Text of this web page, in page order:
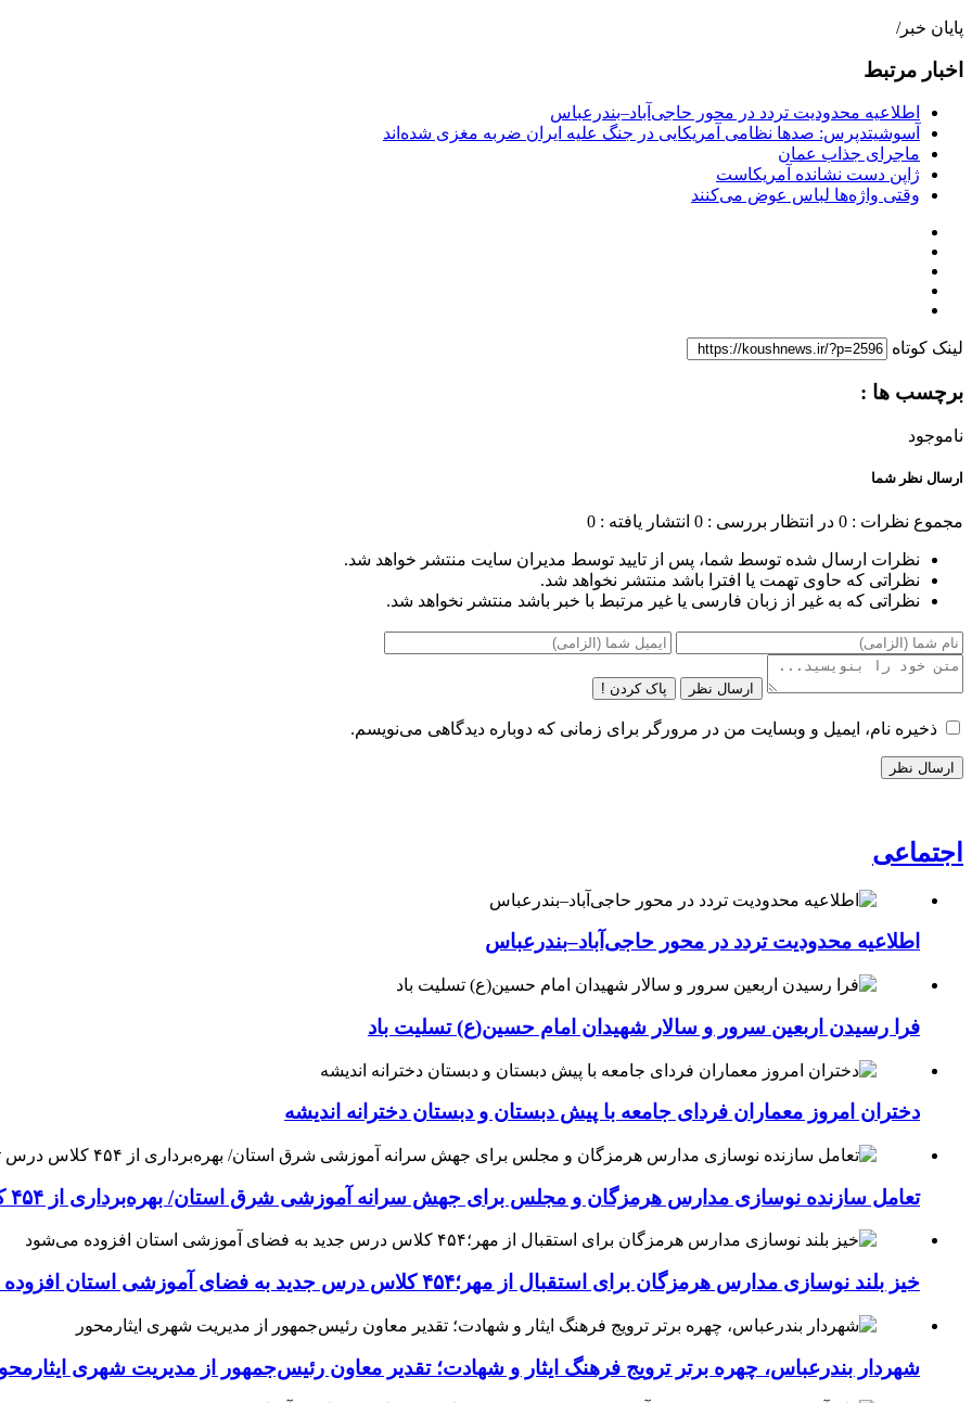
پایان خبر/
اخبار مرتبط
اطلاعیه محدودیت تردد در محور حاجی‌آباد–بندرعباس
آسوشیتدپرس: صدها نظامی آمریکایی در جنگ علیه ایران ضربه مغزی شده‌اند
ماجرای جذاب عمان
ژاپن دست نشانده آمریکاست
وقتی واژه‌ها لباس عوض می‌کنند
لینک کوتاه
برچسب ها :
ناموجود
ارسال نظر شما
مجموع نظرات : 0 در انتظار بررسی : 0 انتشار یافته : 0
نظرات ارسال شده توسط شما، پس از تایید توسط مدیران سایت منتشر خواهد شد.
نظراتی که حاوی تهمت یا افترا باشد منتشر نخواهد شد.
نظراتی که به غیر از زبان فارسی یا غیر مرتبط با خبر باشد منتشر نخواهد شد.
ارسال نظر پاک کردن !
ذخیره نام، ایمیل و وبسایت من در مرورگر برای زمانی که دوباره دیدگاهی می‌نویسم.
اجتماعی
اطلاعیه محدودیت تردد در محور حاجی‌آباد–بندرعباس
فرا رسیدن اربعین سرور و سالار شهیدان امام حسین(ع) تسلیت باد
دختران امروز معماران فردای جامعه با پیش دبستان و دبستان دخترانه اندیشه
تعامل سازنده نوسازی مدارس هرمزگان و مجلس برای جهش سرانه آموزشی شرق استان/ بهره‌برداری از ۴۵۴ کلاس درس تا مهرماه
خیز بلند نوسازی مدارس هرمزگان برای استقبال از مهر؛۴۵۴ کلاس درس جدید به فضای آموزشی استان افزوده می‌شود
شهردار بندرعباس، چهره برتر ترویج فرهنگ ایثار و شهادت؛ تقدیر معاون رئیس‌جمهور از مدیریت شهری